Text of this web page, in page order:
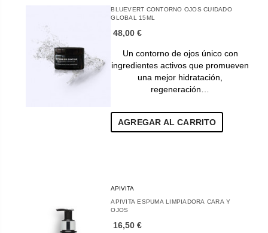
BLUEVERT CONTORNO OJOS CUIDADO
GLOBAL 15ML
48,00 €
Un contorno de ojos único con
ingredientes activos que promueven
una mejor hidratación,
regeneración…
AGREGAR AL CARRITO
APIVITA
APIVITA ESPUMA LIMPIADORA CARA Y
OJOS
16,50 €